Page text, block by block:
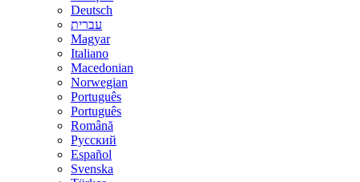
Deutsch
עברית
Magyar
Italiano
Macedonian
Norwegian
Português
Português
Română
Русский
Español
Svenska